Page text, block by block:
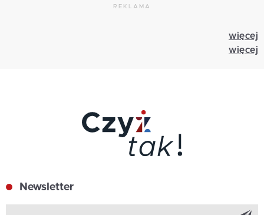
REKLAMA
więcej
więcej
Newsletter